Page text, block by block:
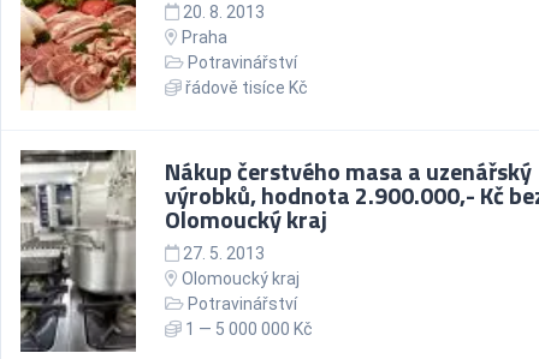
20. 8. 2013
Praha
Potravinářství
řádově tisíce Kč
Nákup čerstvého masa a uzenářský
výrobků, hodnota 2.900.000,- Kč
Olomoucký kraj
27. 5. 2013
Olomoucký kraj
Potravinářství
1 — 5 000 000 Kč